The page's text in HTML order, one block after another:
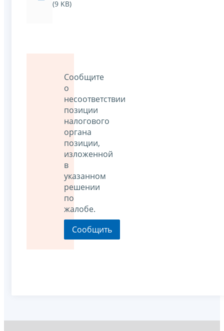
(9 KB)
Сообщите
о
несоответствии
позиции
налогового
органа
позиции,
изложенной
в
указанном
решении
по
жалобе.